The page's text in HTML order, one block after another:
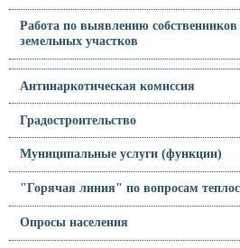
Работа по выявлению
земельных участков
Антинаркотическая комиссия
Градостроительство
Муниципальные услуги (функции)
"Горячая линия" по вопросам
Опросы населения